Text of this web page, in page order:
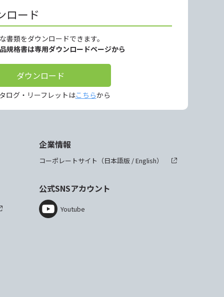
ロード
書類をダウンロードできます。
規格書は専用ダウンロードページから
ダウンロード
ログ・リーフレットはこちらから
企業情報
コーポレートサイト（日本語版 /English）
公式SNSアカウント
Youtube